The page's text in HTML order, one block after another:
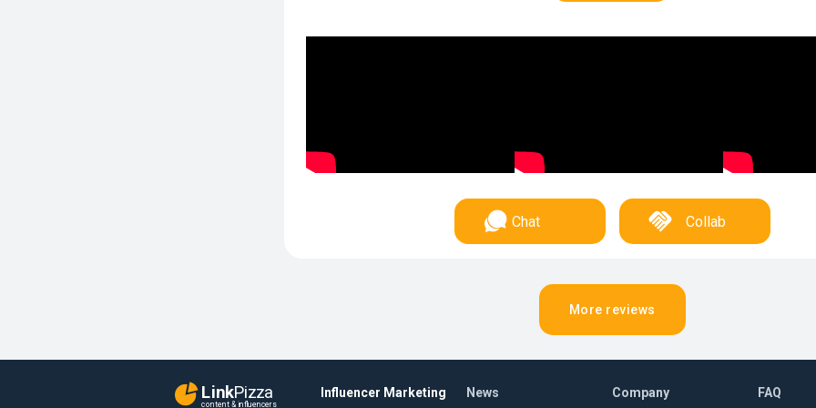
Chat Collab
More reviews
LinkPizza
content & influencers
Influencer Marketing News Company FAQ